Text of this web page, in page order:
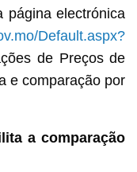
página electrónica
Default.aspx?
de Preços de
e comparação por
a comparação